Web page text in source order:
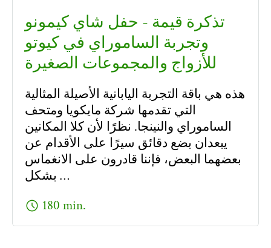
تذكرة قيمة - حفل شاي كيمونو
وتجربة الساموراي في كيوتو
للأزواج والمجموعات الصغيرة
هذه هي باقة التجربة اليابانية الأصيلة المثالية
التي تقدمها شركة مايكويا ومتحف
الساموراي والنينجا. نظرًا لأن كلا المكانين
يبعدان بضع دقائق سيرًا على الأقدام عن
بعضهما البعض، فإننا قادرون على الانغماس
بشكل …
schedule 180 min.